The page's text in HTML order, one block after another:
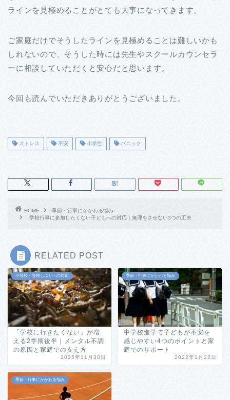
ラインを見極めることがとても大事になってきます。
ご家庭だけでそうしたラインを見極めることは難しいかも
しれないので、そうした時には先生やスクールカウンセラ
ーに相談していただくと安心だと思います。
今回も読んでいただきありがとうございました。
ストレス 不安 小学生 パニック
HOME
季節・行事にかかわる悩み
学校行事に参加したくない子どもへの対応｜無理をさせない3つの工夫
RELATED POST
不登校・登校しぶりへの対応
「学校に行きたくない」が増
える2学期後半｜メンタル不調
の原因と家庭での支え方
2025年11月30日
季節・行事にかかわる悩み
中学校進学で子どもが不安を
感じやすい4つのポイントと家
庭でのサポート
2022年1月22日
季節・行事にかかわる悩み